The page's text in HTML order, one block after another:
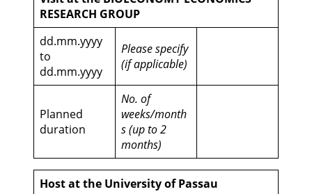
RESEARCH GROUP
dd.mm.yyyy
to
dd.mm.yyyy
Please specify
(if applicable)
Planned
duration
No. of
weeks/month
s (up to 2
months)
Host at the University of Passau